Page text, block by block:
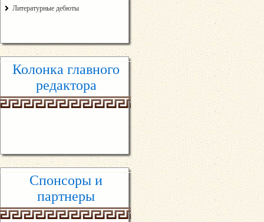
Литературные дебюты
Колонка главного
редактора
Спонсоры и
партнеры